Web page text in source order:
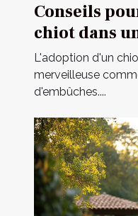
Conseils
chiot dans
spécialisé
L'adoption d'un
merveilleuse
d'embûches....